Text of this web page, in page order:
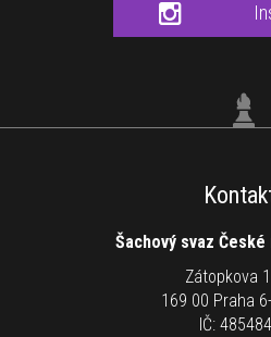
Šachový svaz
Zátopkova
169 00 Praha
IČ: